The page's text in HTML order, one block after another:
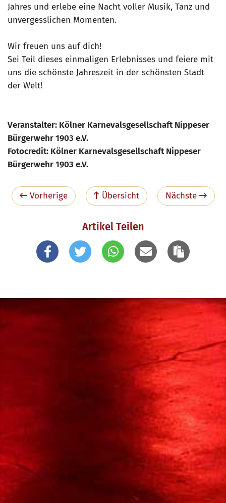
Jahres und erlebe eine Nacht voller Musik, Tanz und
unvergesslichen Momenten.
Wir freuen uns auf dich!
Sei Teil dieses einmaligen Erlebnisses und feiere mit
uns die schönste Jahreszeit in der schönsten Stadt
der Welt!
Veranstalter: Kölner Karnevalsgesellschaft Nippeser
Bürgerwehr 1903 e.V.
Fotocredit: Kölner Karnevalsgesellschaft Nippeser
Bürgerwehr 1903 e.V.
Vorherige Übersicht Nächste
Artikel Teilen